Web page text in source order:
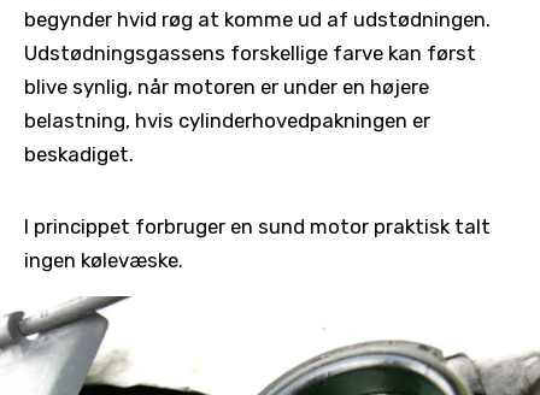
begynder hvid røg at komme ud af udstødningen.
Udstødningsgassens forskellige farve kan først
blive synlig, når motoren er under en højere
belastning, hvis cylinderhovedpakningen er
beskadiget.
I princippet forbruger en sund motor praktisk talt
ingen kølevæske.